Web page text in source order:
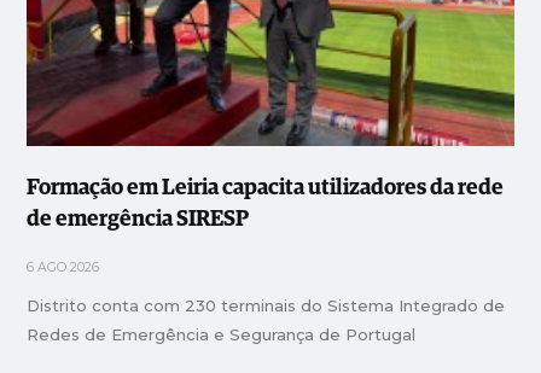
Formação em Leiria capacita utilizadores da rede
de emergência SIRESP
6 AGO 2026
Distrito conta com 230 terminais do Sistema Integrado de
Redes de Emergência e Segurança de Portugal